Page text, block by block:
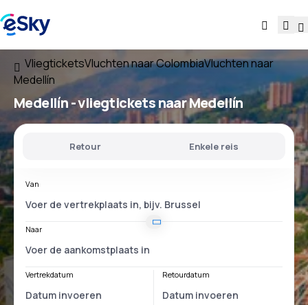
VliegticketsVluchten naar ColombiaVluchten naar
Medellín
Medellín - vliegtickets naar Medellín
Retour Enkele reis
Van
Naar
Vertrekdatum Retourdatum